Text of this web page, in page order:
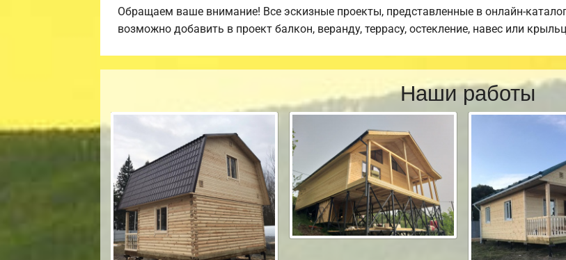
Обращаем ваше внимание! Все эскизные проекты, представленные в онлайн-
возможно добавить в проект балкон, веранду, террасу, остекление, навес или
Наши работы